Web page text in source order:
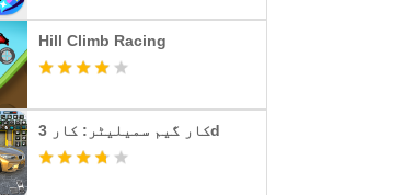
Hill Climb Racing
کار گیم سمیلیٹر: کار 3d